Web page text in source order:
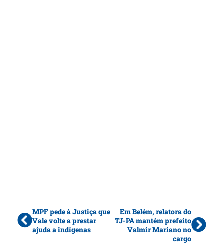
MPF pede à Justiça que
Vale volte a prestar
ajuda a indígenas
Em Belém, relatora do
TJ-PA mantém prefeito
Valmir Mariano no
cargo